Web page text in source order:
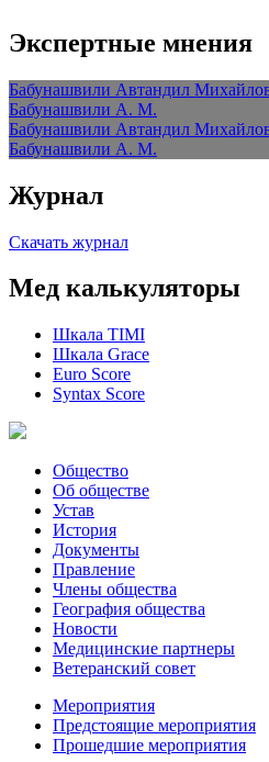
Экспертные мнения
Бабунашвили Автандил
Бабунашвили А. М.
Бабунашвили Автандил
Бабунашвили А. М.
Журнал
Скачать журнал
Мед калькуляторы
Шкала TIMI
Шкала Grace
Euro Score
Syntax Score
Общество
Об обществе
Устав
История
Документы
Правление
Члены общества
География общества
Новости
Медицинские партнеры
Ветеранский совет
Мероприятия
Предстоящие мероприятия
Прошедшие мероприятия